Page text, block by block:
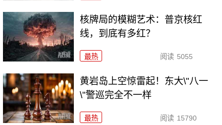
核牌局的模糊艺术：普京核红
线，到底有多红？
最热 阅读 5055
黄岩岛上空惊雷起！东大\"八一
\"警巡完全不一样
最热 阅读 15790